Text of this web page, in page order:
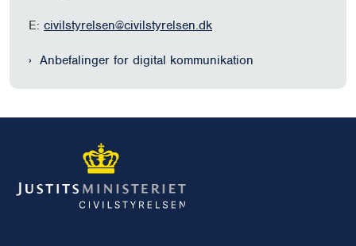
E: civilstyrelsen@civilstyrelsen.dk
Anbefalinger for digital kommunikation